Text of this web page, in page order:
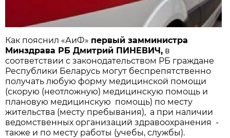
Как пояснил «АиФ» первый замминистра
Минздрава РБ Дмитрий ПИНЕВИЧ, в
соответствии с законодательством РБ граждане
Республики Беларусь могут беспрепятственно
получать любую форму медицинской помощи
(скорую (неотложную) медицинскую помощь и
плановую медицинскую помощь) по месту
жительства (месту пребывания), а при наличии
ведомственных организаций здравоохранения -
также и по месту работы (учебы, службы).